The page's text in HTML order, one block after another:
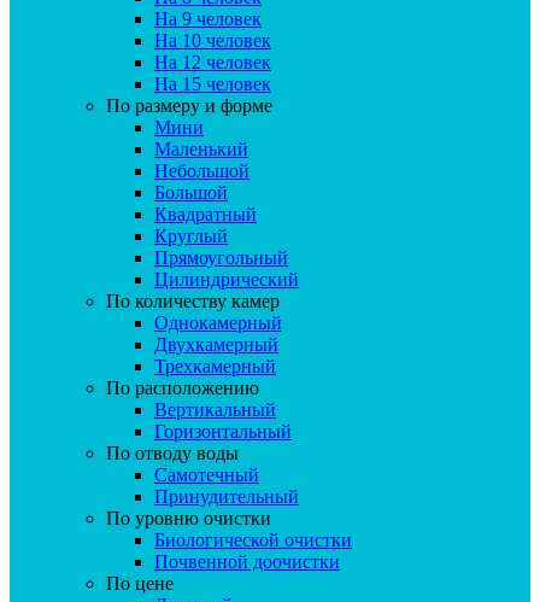
На 9 человек
На 10 человек
На 12 человек
На 15 человек
По размеру и форме
Мини
Маленький
Небольшой
Большой
Квадратный
Круглый
Прямоугольный
Цилиндрический
По количеству камер
Однокамерный
Двухкамерный
Трехкамерный
По расположению
Вертикальный
Горизонтальный
По отводу воды
Самотечный
Принудительный
По уровню очистки
Биологической очистки
Почвенной доочистки
По цене